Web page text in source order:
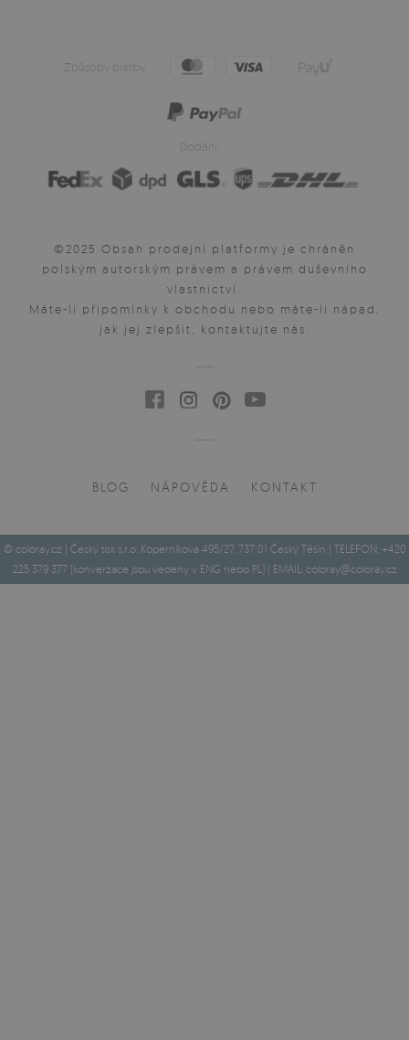
Způsoby platby:
Dodání:
©2025 Obsah prodejní platformy je chráněn
polským autorským právem a právem duševního
vlastnictví.
Máte-li připomínky k obchodu nebo máte-li nápad,
jak jej zlepšit, kontaktujte nás.
BLOG NÁPOVĚDA KONTAKT
© coloray.cz | Český tisk s.r.o. Koperníkova 495/27, 737 01 Český Těšín | TELEFON: +420
225 379 377 (konverzace jsou vedeny v ENG nebo PL) | EMAIL: coloray@coloray.cz